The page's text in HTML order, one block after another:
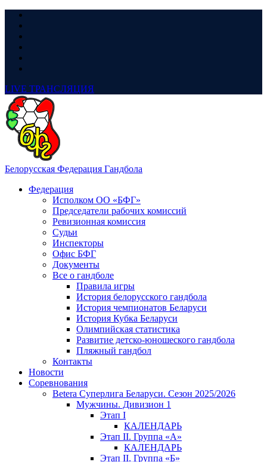
LIVE ТРАНСЛЯЦИЯ
Белорусская Федерация Гандбола
Федерация
Исполком ОО «БФГ»
Председатели рабочих комиссий
Ревизионная комиссия
Судьи
Инспекторы
Офис БФГ
Документы
Все о гандболе
Правила игры
История белорусского гандбола
История чемпионатов Беларуси
История Кубка Беларуси
Олимпийская статистика
Развитие детско-юношеского гандбола
Пляжный гандбол
Контакты
Новости
Соревнования
Betera Суперлига Беларуси. Сезон 2025/2026
Мужчины. Дивизион 1
Этап I
КАЛЕНДАРЬ
Этап II. Группа «А»
КАЛЕНДАРЬ
Этап II. Группа «Б»